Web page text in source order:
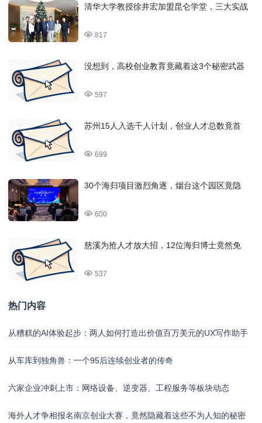
清华大学教授徐井宏加盟昆仑学堂，三大实战
817
没想到，高校创业教育竟藏着这3个秘密武器
597
苏州15人入选千人计划，创业人才总数竟首
699
30个海归项目激烈角逐，烟台这个园区竟隐
600
慈溪为抢人才放大招，12位海归博士竟然免
537
热门内容
从糟糕的AI体验起步：两人如何打造出价值百万美元的UX写作助手
从车库到独角兽：一个95后连续创业者的传奇
六家企业冲刺上市：网络设备、逆变器、工程服务等板块动态
海外人才争相报名南京创业大赛，竟然隐藏着这些不为人知的秘密